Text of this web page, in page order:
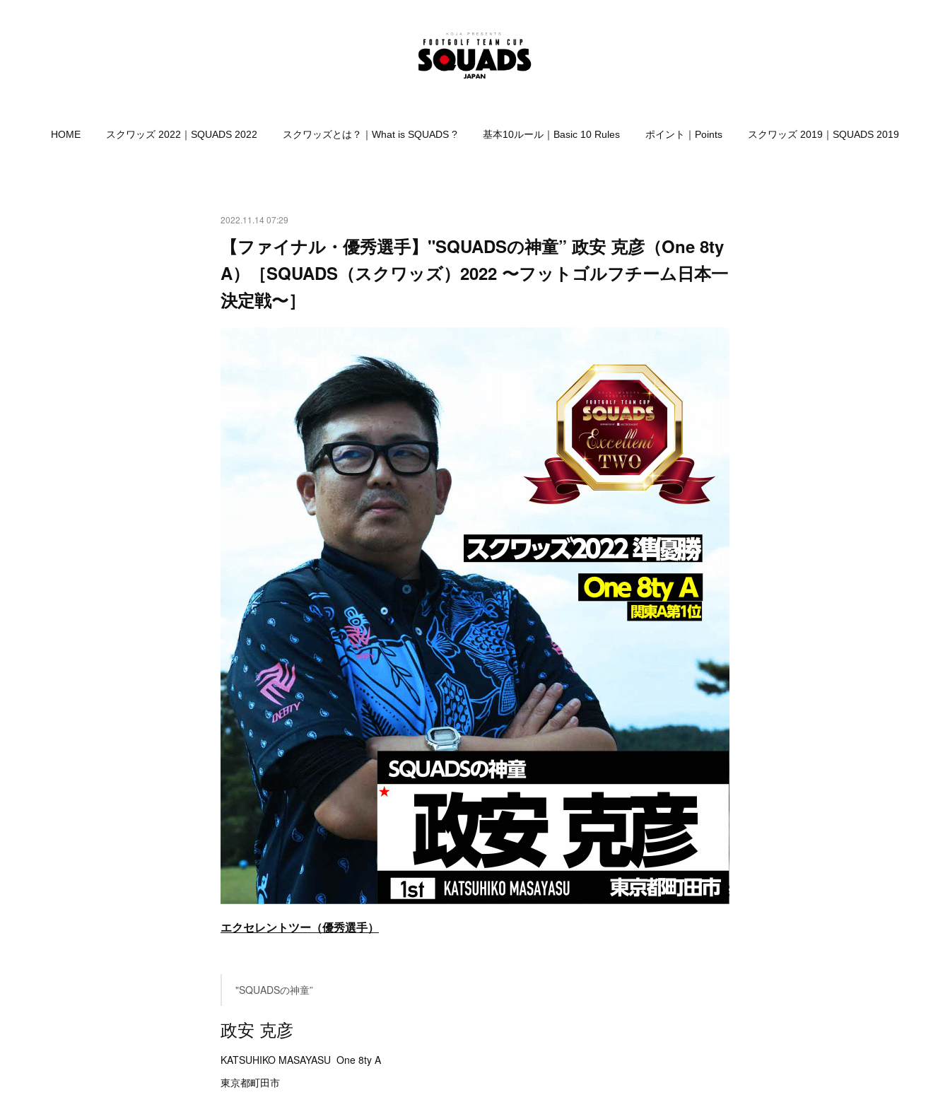
HOME スクワッズ 2022｜SQUADS 2022 スクワッズとは？｜What is SQUADS ? 基本10ルール｜Basic 10 Rules ポイント｜Points スクワッズ 2019｜SQUADS 2019
2022.11.14 07:29
【ファイナル・優秀選手】"SQUADSの神童” 政安 克彦（One 8ty
A）［SQUADS（スクワッズ）2022 〜フットゴルフチーム日本一
決定戦〜］
エクセレントツー（優秀選手）
"SQUADSの神童”
政安 克彦
KATSUHIKO MASAYASU One 8ty A
東京都町田市